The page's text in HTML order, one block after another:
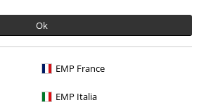
Ok
EMP France
EMP Italia
RRP
43,99 €